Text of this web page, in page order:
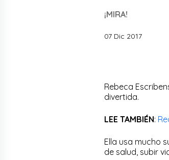
¡MIRA!
07 Dic 2017
Rebeca
divertida.
LEE TAMBIÉN:
Ella usa mucho
de salud, subir